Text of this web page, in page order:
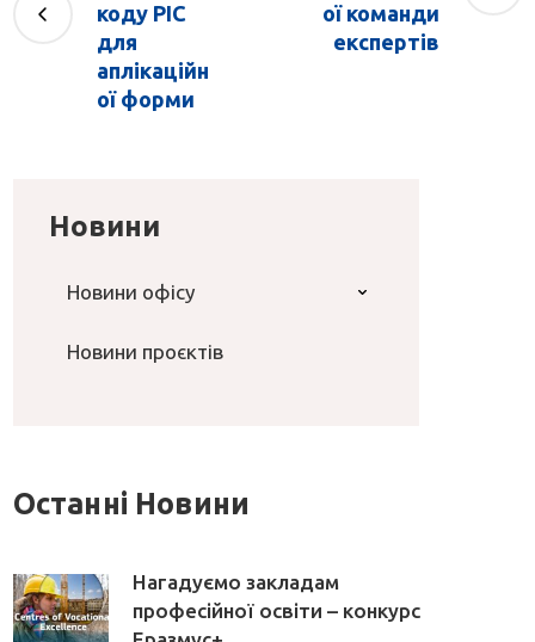
коду PIC
для
аплікаційн
ої форми
ої команди
експертів
Новини
Новини офісу
Новини проєктів
Останні Новини
Нагадуємо закладам
професійної освіти – конкурс